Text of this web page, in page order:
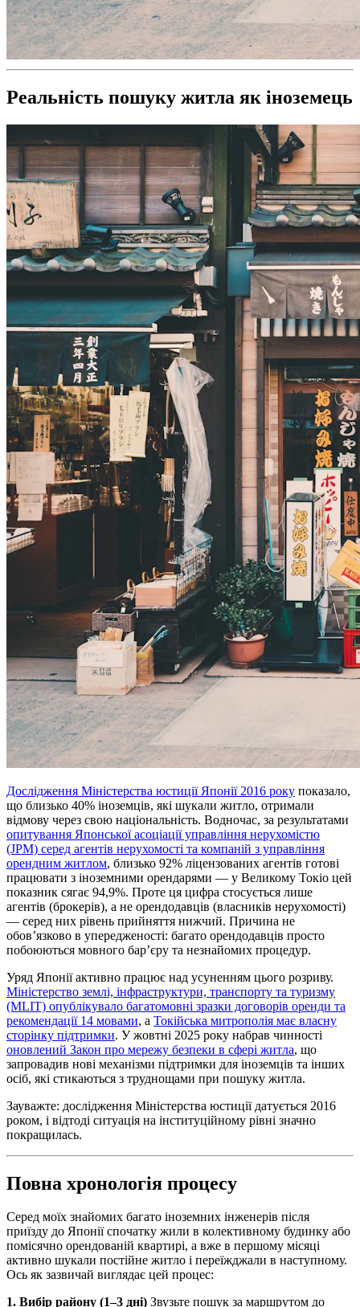
Реальність пошуку житла як іноземець
Дослідження Міністерства юстиції Японії 2016 року показало,
що близько 40% іноземців, які шукали житло, отримали
відмову через свою національність. Водночас, за результатами
опитування Японської асоціації управління нерухомістю
(JPM) серед агентів нерухомості та компаній з управління
орендним житлом, близько 92% ліцензованих агентів готові
працювати з іноземними орендарями — у Великому Токіо цей
показник сягає 94,9%. Проте ця цифра стосується лише
агентів (брокерів), а не орендодавців (власників нерухомості)
— серед них рівень прийняття нижчий. Причина не
обов’язково в упередженості: багато орендодавців просто
побоюються мовного бар’єру та незнайомих процедур.
Уряд Японії активно працює над усуненням цього розриву.
Міністерство землі, інфраструктури, транспорту та туризму
(MLIT) опублікувало багатомовні зразки договорів оренди та
рекомендації 14 мовами, а Токійська митрополія має власну
сторінку підтримки. У жовтні 2025 року набрав чинності
оновлений Закон про мережу безпеки в сфері житла, що
запровадив нові механізми підтримки для іноземців та інших
осіб, які стикаються з труднощами при пошуку житла.
Зауважте: дослідження Міністерства юстиції датується 2016
роком, і відтоді ситуація на інституційному рівні значно
покращилась.
Повна хронологія процесу
Серед моїх знайомих багато іноземних інженерів після
приїзду до Японії спочатку жили в колективному будинку або
помісячно орендованій квартирі, а вже в першому місяці
активно шукали постійне житло і переїжджали в наступному.
Ось як зазвичай виглядає цей процес:
1. Вибір району (1–3 дні) Звузьте пошук за маршрутом до